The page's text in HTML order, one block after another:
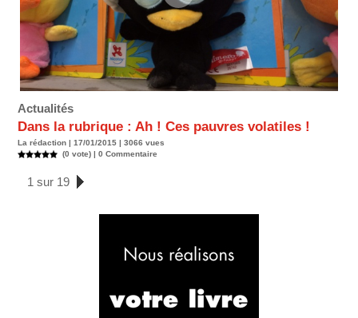
Actualités
Dans la rubrique : Ah ! Ces pauvres volatiles !
La rédaction | 17/01/2015 | 3066 vues
(0 vote) | 0 Commentaire
1 sur 19